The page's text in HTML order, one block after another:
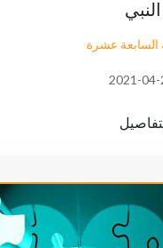
السابعة عشرة